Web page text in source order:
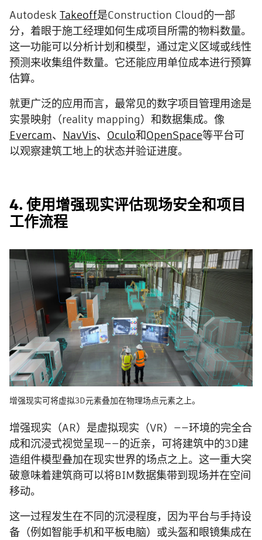
Autodesk Takeoff是Construction Cloud的一部
分，着眼于施工经理如何生成项目所需的物料数量。
这一功能可以分析计划和模型，通过定义区域或线性
预测来收集组件数量。它还能应用单位成本进行预算
估算。
就更广泛的应用而言，最常见的数字项目管理用途是
实景映射（reality mapping）和数据集成。像
Evercam、 NavVis、 Oculo和OpenSpace等平台可
以观察建筑工地上的状态并验证进度。
4. 使用增强现实评估现场安全和项目
工作流程
增强现实可将虚拟3D元素叠加在物理场点元素之上。
增强现实（AR）是虚拟现实（VR）——环境的完全合
成和沉浸式视觉呈现——的近亲，可将建筑中的3D建
造组件模型叠加在现实世界的场点之上。这一重大突
破意味着建筑商可以将BIM数据集带到现场并在空间
移动。
这一过程发生在不同的沉浸程度，因为平台与手持设
备（例如智能手机和平板电脑）或头盔和眼镜集成在